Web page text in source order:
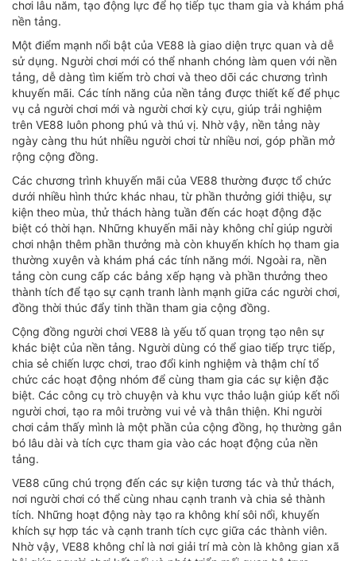
chơi lâu năm, tạo động lực để họ tiếp tục tham gia và khám phá
nền tảng.
Một điểm mạnh nổi bật của VE88 là giao diện trực quan và dễ
sử dụng. Người chơi mới có thể nhanh chóng làm quen với nền
tảng, dễ dàng tìm kiếm trò chơi và theo dõi các chương trình
khuyến mãi. Các tính năng của nền tảng được thiết kế để phục
vụ cả người chơi mới và người chơi kỳ cựu, giúp trải nghiệm
trên VE88 luôn phong phú và thú vị. Nhờ vậy, nền tảng này
ngày càng thu hút nhiều người chơi từ nhiều nơi, góp phần mở
rộng cộng đồng.
Các chương trình khuyến mãi của VE88 thường được tổ chức
dưới nhiều hình thức khác nhau, từ phần thưởng giới thiệu, sự
kiện theo mùa, thử thách hàng tuần đến các hoạt động đặc
biệt có thời hạn. Những khuyến mãi này không chỉ giúp người
chơi nhận thêm phần thưởng mà còn khuyến khích họ tham gia
thường xuyên và khám phá các tính năng mới. Ngoài ra, nền
tảng còn cung cấp các bảng xếp hạng và phần thưởng theo
thành tích để tạo sự cạnh tranh lành mạnh giữa các người chơi,
đồng thời thúc đẩy tinh thần tham gia cộng đồng.
Cộng đồng người chơi VE88 là yếu tố quan trọng tạo nên sự
khác biệt của nền tảng. Người dùng có thể giao tiếp trực tiếp,
chia sẻ chiến lược chơi, trao đổi kinh nghiệm và thậm chí tổ
chức các hoạt động nhóm để cùng tham gia các sự kiện đặc
biệt. Các công cụ trò chuyện và khu vực thảo luận giúp kết nối
người chơi, tạo ra môi trường vui vẻ và thân thiện. Khi người
chơi cảm thấy mình là một phần của cộng đồng, họ thường gắn
bó lâu dài và tích cực tham gia vào các hoạt động của nền
tảng.
VE88 cũng chú trọng đến các sự kiện tương tác và thử thách,
nơi người chơi có thể cùng nhau cạnh tranh và chia sẻ thành
tích. Những hoạt động này tạo ra không khí sôi nổi, khuyến
khích sự hợp tác và cạnh tranh tích cực giữa các thành viên.
Nhờ vậy, VE88 không chỉ là nơi giải trí mà còn là không gian xã